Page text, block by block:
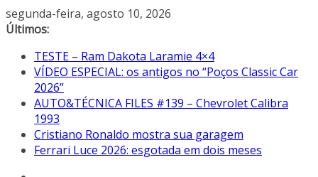
Pular
para
conteúdo
segunda-feira, agosto 10, 2026
Últimos:
TESTE – Ram Dakota Laramie 4×4
VÍDEO ESPECIAL: os antigos no “Poços Classic Car
2026”
AUTO&TÉCNICA FILES #139 – Chevrolet Calibra
1993
Cristiano Ronaldo mostra sua garagem
Ferrari Luce 2026: esgotada em dois meses